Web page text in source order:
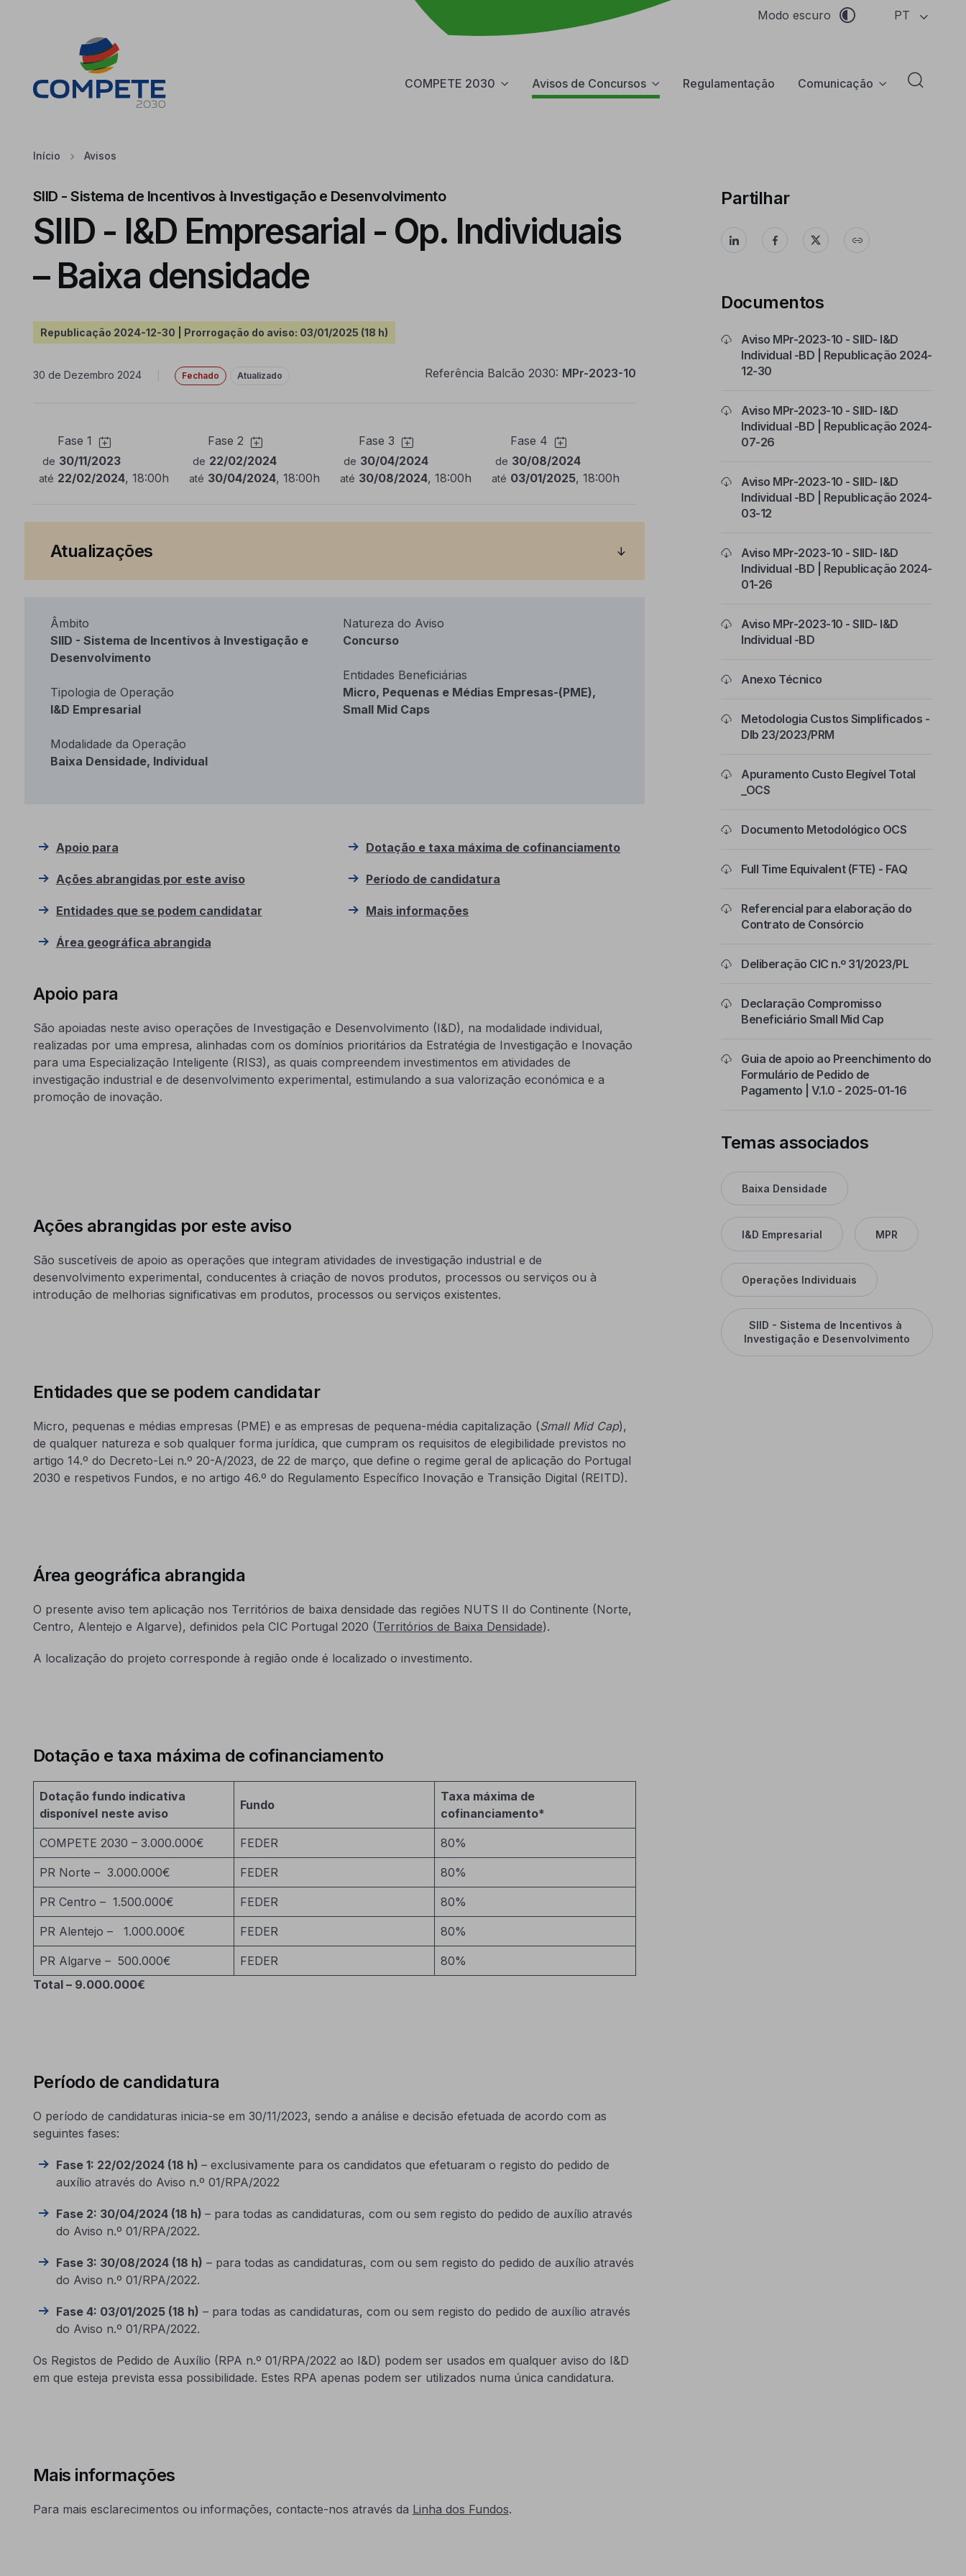
Modo escuro PT
COMPETE 2030 Avisos de Concursos Regulamentação Comunicação Abrir
Início Avisos
SIID - Sistema de Incentivos à Investigação e Desenvolvimento
SIID - I&D Empresarial - Op. Individuais
– Baixa densidade
Republicação 2024-12-30 | Prorrogação do aviso: 03/01/2025 (18 h)
30 de Dezembro 2024 Fechado Atualizado Referência Balcão 2030: MPr-2023-10
Fase 1
de 30/11/2023
até 22/02/2024, 18:00h
Fase 2
de 22/02/2024
até 30/04/2024, 18:00h
Fase 3
de 30/04/2024
até 30/08/2024, 18:00h
Fase 4
de 30/08/2024
até 03/01/2025, 18:00h
Atualizações
Âmbito
SIID - Sistema de Incentivos à Investigação e
Desenvolvimento
Tipologia de Operação
I&D Empresarial
Modalidade da Operação
Baixa Densidade, Individual
Natureza do Aviso
Concurso
Entidades Beneficiárias
Micro, Pequenas e Médias Empresas-(PME),
Small Mid Caps
Apoio para
Ações abrangidas por este aviso
Entidades que se podem candidatar
Área geográfica abrangida
Dotação e taxa máxima de cofinanciamento
Período de candidatura
Mais informações
Apoio para
São apoiadas neste aviso operações de Investigação e Desenvolvimento (I&D), na modalidade individual,
realizadas por uma empresa, alinhadas com os domínios prioritários da Estratégia de Investigação e Inovação
para uma Especialização Inteligente (RIS3), as quais compreendem investimentos em atividades de
investigação industrial e de desenvolvimento experimental, estimulando a sua valorização económica e a
promoção de inovação.
Ações abrangidas por este aviso
São suscetíveis de apoio as operações que integram atividades de investigação industrial e de
desenvolvimento experimental, conducentes à criação de novos produtos, processos ou serviços ou à
introdução de melhorias significativas em produtos, processos ou serviços existentes.
Entidades que se podem candidatar
Micro, pequenas e médias empresas (PME) e as empresas de pequena-média capitalização (Small Mid Cap),
de qualquer natureza e sob qualquer forma jurídica, que cumpram os requisitos de elegibilidade previstos no
artigo 14.º do Decreto-Lei n.º 20-A/2023, de 22 de março, que define o regime geral de aplicação do Portugal
2030 e respetivos Fundos, e no artigo 46.º do Regulamento Específico Inovação e Transição Digital (REITD).
Área geográfica abrangida
O presente aviso tem aplicação nos Territórios de baixa densidade das regiões NUTS II do Continente (Norte,
Centro, Alentejo e Algarve), definidos pela CIC Portugal 2020 (Territórios de Baixa Densidade).
A localização do projeto corresponde à região onde é localizado o investimento.
Dotação e taxa máxima de cofinanciamento
Dotação fundo indicativa
disponível neste aviso
Fundo
Taxa máxima de
cofinanciamento*
COMPETE 2030 – 3.000.000€ FEDER 80%
PR Norte – 3.000.000€ FEDER 80%
PR Centro – 1.500.000€ FEDER 80%
PR Alentejo – 1.000.000€ FEDER 80%
PR Algarve – 500.000€ FEDER
80%
Total – 9.000.000€
Período de candidatura
O período de candidaturas inicia-se em 30/11/2023, sendo a análise e decisão efetuada de acordo com as
seguintes fases:
Fase 1: 22/02/2024 (18 h) – exclusivamente para os candidatos que efetuaram o registo do pedido de
auxílio através do Aviso n.º 01/RPA/2022
Fase 2: 30/04/2024 (18 h) – para todas as candidaturas, com ou sem registo do pedido de auxílio através
do Aviso n.º 01/RPA/2022.
Fase 3: 30/08/2024 (18 h) – para todas as candidaturas, com ou sem registo do pedido de auxílio através
do Aviso n.º 01/RPA/2022.
Fase 4: 03/01/2025 (18 h) – para todas as candidaturas, com ou sem registo do pedido de auxílio através
do Aviso n.º 01/RPA/2022.
Os Registos de Pedido de Auxílio (RPA n.º 01/RPA/2022 ao I&D) podem ser usados em qualquer aviso do I&D
em que esteja prevista essa possibilidade. Estes RPA apenas podem ser utilizados numa única candidatura.
Mais informações
Para mais esclarecimentos ou informações, contacte-nos através da Linha dos Fundos.
Partilhar
Documentos
Aviso MPr-2023-10 - SIID- I&D
Individual -BD | Republicação 2024-
12-30
Aviso MPr-2023-10 - SIID- I&D
Individual -BD | Republicação 2024-
07-26
Aviso MPr-2023-10 - SIID- I&D
Individual -BD | Republicação 2024-
03-12
Aviso MPr-2023-10 - SIID- I&D
Individual -BD | Republicação 2024-
01-26
Aviso MPr-2023-10 - SIID- I&D
Individual -BD
Anexo Técnico
Metodologia Custos Simplificados -
Dlb 23/2023/PRM
Apuramento Custo Elegível Total
_OCS
Documento Metodológico OCS
Full Time Equivalent (FTE) - FAQ
Referencial para elaboração do
Contrato de Consórcio
Deliberação CIC n.º 31/2023/PL
Declaração Compromisso
Beneficiário Small Mid Cap
Guia de apoio ao Preenchimento do
Formulário de Pedido de
Pagamento | V.1.0 - 2025-01-16
Temas associados
Baixa Densidade
I&D Empresarial MPR
Operações Individuais
SIID - Sistema de Incentivos à
Investigação e Desenvolvimento